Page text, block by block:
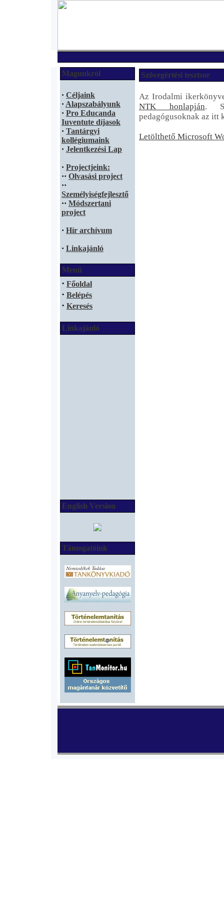
Magunkról
· Céljaink
· Alapszabályunk
· Pro Educanda
Iuventute díjasok
· Tantárgyi
kollégiumaink
· Jelentkezési Lap
· Projectjeink:
·· Olvasási project
··
Személyiségfejlesztő
·· Módszertani
project
· Hír archívum
· Linkajánló
Menü
· Főoldal
· Belépés
· Keresés
Linkajánló
English Version
Támogatóink
Szövegértési tesztsor
Az Irodalmi
NTK honlapján.
pedagógusoknak az itt
Letölthető Microsoft